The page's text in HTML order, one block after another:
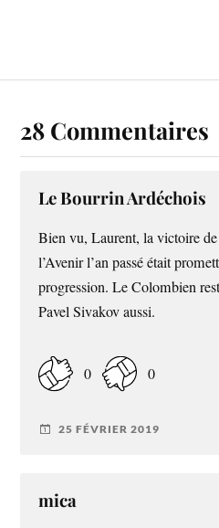
28 Commentaires
Le Bourrin Ardéchois
Bien vu, Laurent, la victoire
l’Avenir l’an passé était
progression. Le Colombien
Pavel Sivakov aussi.
0 0
25 FÉVRIER 2019
mica